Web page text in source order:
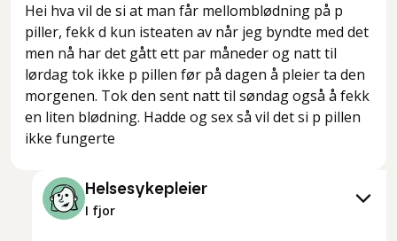
Hei hva vil de si at man får mellomblødning på p
piller, fekk d kun isteaten av når jeg byndte med det
men nå har det gått ett par måneder og natt til
lørdag tok ikke p pillen før på dagen å pleier ta den
morgenen. Tok den sent natt til søndag også å fekk
en liten blødning. Hadde og sex så vil det si p pillen
ikke fungerte
Helsesykepleier
I fjor